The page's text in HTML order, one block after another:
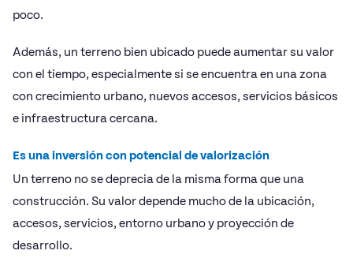
poco.
Además, un terreno bien ubicado puede aumentar su valor
con el tiempo, especialmente si se encuentra en una zona
con crecimiento urbano, nuevos accesos, servicios básicos
e infraestructura cercana.
Es una inversión con potencial de valorización
Un terreno no se deprecia de la misma forma que una
construcción. Su valor depende mucho de la ubicación,
accesos, servicios, entorno urbano y proyección de
desarrollo.